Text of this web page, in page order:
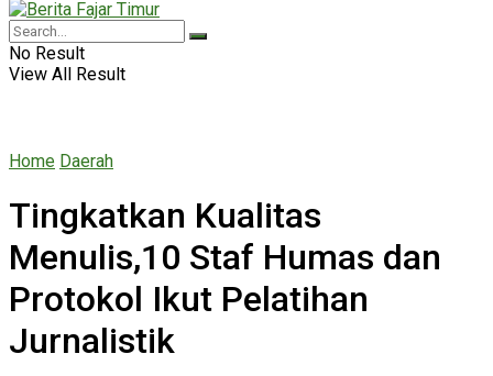
No Result
View All Result
Home Daerah
Tingkatkan Kualitas
Menulis,10 Staf Humas dan
Protokol Ikut Pelatihan
Jurnalistik